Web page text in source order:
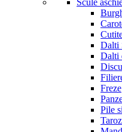
Scule
Dalti
Dalti
Freze
Pile